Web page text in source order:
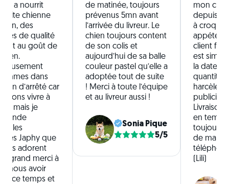
a nourrit
chienne
an, des
de qualité
au goût de
dans
d’arrêté car
vivre à
mais je
les
Japhy que
adorent
grand merci à
nous avoir
ce temps et
de matinée, toujours
prévenus 5mn avant
l’arrivée du livreur. Le
chien toujours content
de son colis et
aujourd’hui de sa balle
couleur pastel qu’elle a
adoptée tout de suite
! Merci à toute l’équipe
et au livreur aussi !
Sonia Pique
5/5
mon
depuis 6
à
client
est
la date
quantités,
en temps
toujours.
de
(Lili)